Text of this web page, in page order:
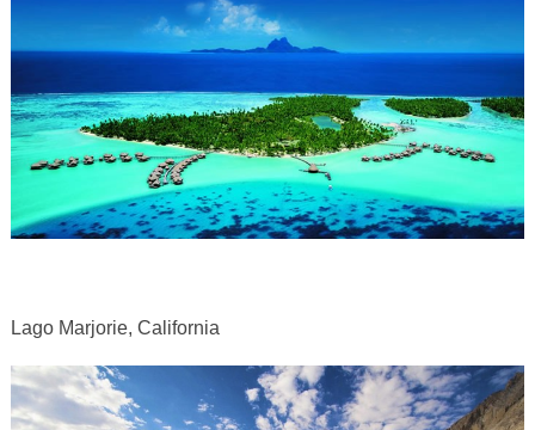
Lago Marjorie, California